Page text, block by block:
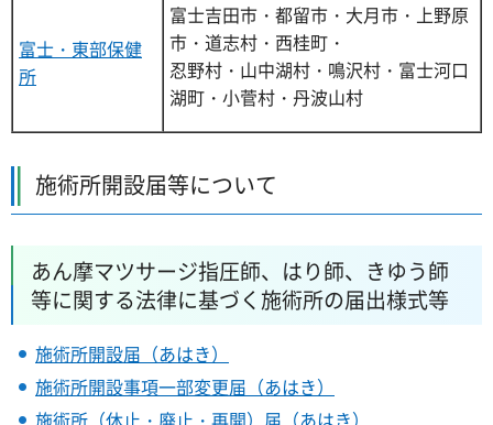
富士・東部保健
所
富士吉田市・都留市・大月市・上野原
市・道志村・西桂町・
忍野村・山中湖村・鳴沢村・富士河口
湖町・小菅村・丹波山村
施術所開設届等について
あん摩マツサージ指圧師、はり師、きゆう師
等に関する法律に基づく施術所の届出様式等
施術所開設届（あはき）
施術所開設事項一部変更届（あはき）